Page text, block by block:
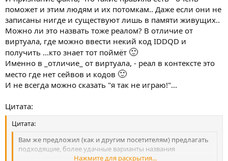
поможет и этим людям и их потомкам.. Даже если они не
записаны нигде и существуют лишь в памяти живущих..
Можно ли это назвать тоже реалом? В отличие от
виртуала, где можно ввести некий код IDDQD и
получить ...кто знает тот поймёт 🙂
Именно в _отличие_ от виртуала, - реал в контексте это
место где нет сейвов и кодов 🙂
И не всегда можно сказать "я так не играю!"...
Цитата:
Цитата:
Вам же предложил (как и другим посетителям) предлагать
подходящие, более удачные варианты названия
..окружающего нас мира.Нажмите для раскрытия...